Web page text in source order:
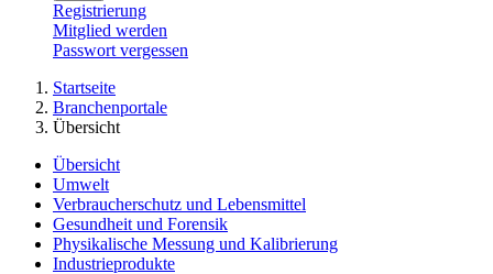
Registrierung
Mitglied werden
Passwort vergessen
Startseite
Branchenportale
Übersicht
Übersicht
Umwelt
Verbraucherschutz und Lebensmittel
Gesundheit und Forensik
Physikalische Messung und Kalibrierung
Industrieprodukte